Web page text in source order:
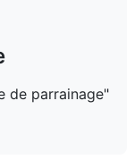
de parrainage"